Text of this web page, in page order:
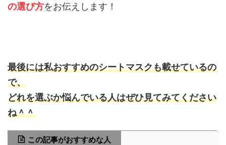
の選び方をお伝えします！
最後には私おすすめのシートマスクも載せているの
で、
どれを選ぶか悩んでいる人はぜひ見てみてください
ね＾＾
この記事がおすすめな人